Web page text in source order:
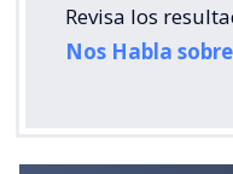
Revisa los
Nos Habla